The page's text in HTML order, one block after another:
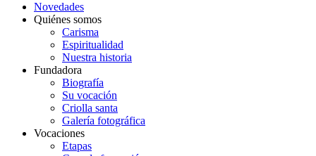
Novedades
Quiénes somos
Carisma
Espiritualidad
Nuestra historia
Fundadora
Biografía
Su vocación
Criolla santa
Galería fotográfica
Vocaciones
Etapas